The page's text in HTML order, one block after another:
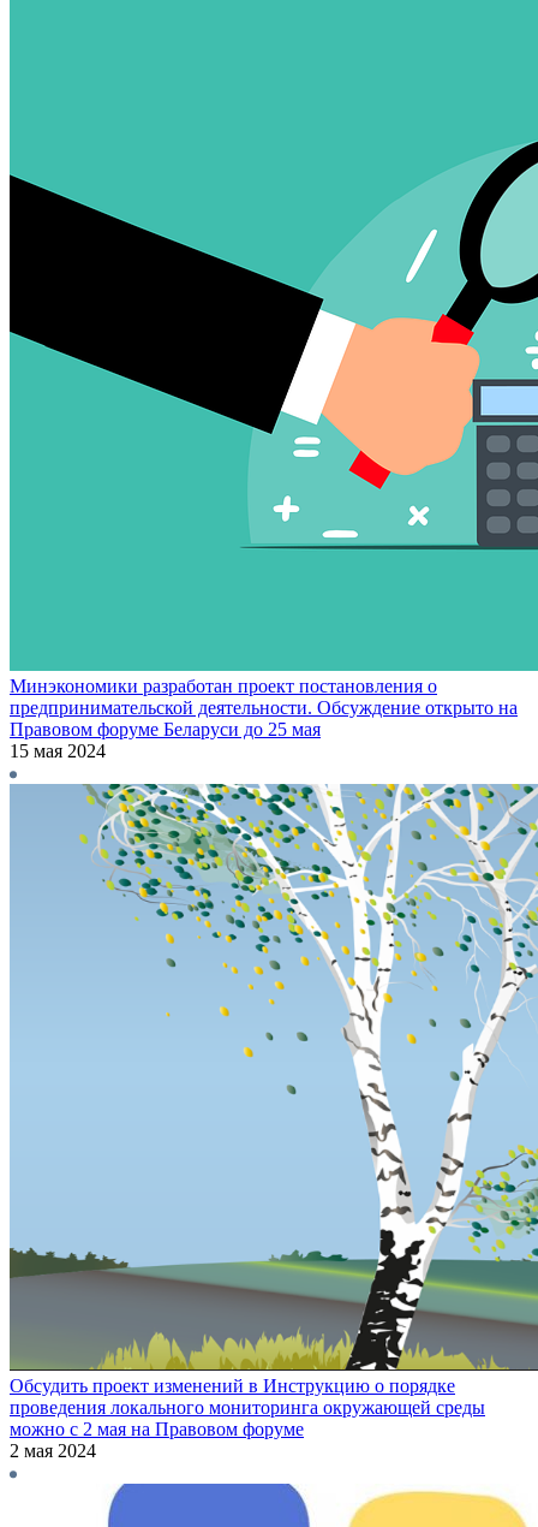
Минэкономики разработан проект постановления о
предпринимательской деятельности. Обсуждение открыто на
Правовом форуме Беларуси до 25 мая
15 мая 2024
Обсудить проект изменений в Инструкцию о порядке
проведения локального мониторинга окружающей среды
можно с 2 мая на Правовом форуме
2 мая 2024